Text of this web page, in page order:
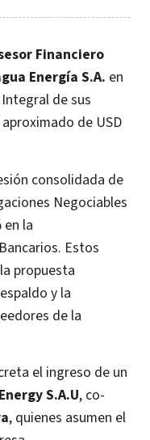
Financiero
Energía S.A. en
de sus
de USD
consolidada de
Negociables
la
Estos
propuesta
y la
de la
el ingreso de un
S.A.U, co-
, quienes asumen el